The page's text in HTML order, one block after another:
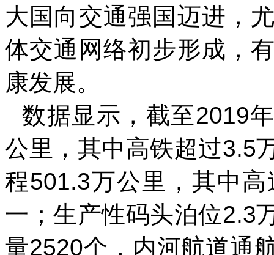
大国向交通强国迈进，
体交通网络初步形成，
康发展。
数据显示，截至2019
公里，其中高铁超过3.5
程501.3万公里，其中
一；生产性码头泊位2.3
量2520个，内河航道通